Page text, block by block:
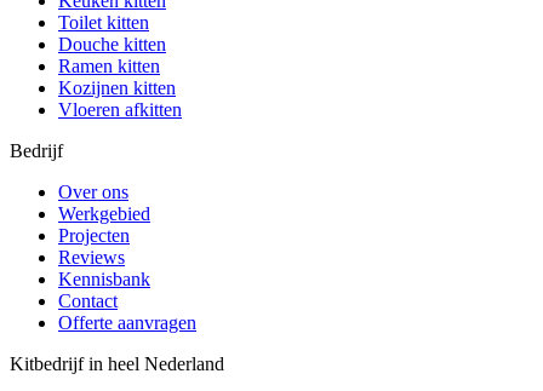
Toilet kitten
Douche kitten
Ramen kitten
Kozijnen kitten
Vloeren afkitten
Bedrijf
Over ons
Werkgebied
Projecten
Reviews
Kennisbank
Contact
Offerte aanvragen
Kitbedrijf in heel Nederland